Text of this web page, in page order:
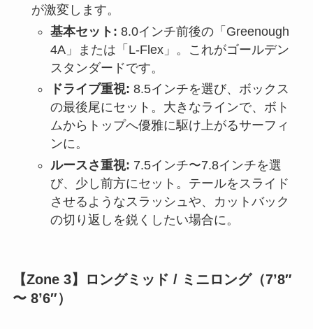
が激変します。
基本セット: 8.0インチ前後の「Greenough
4A」または「L-Flex」。これがゴールデン
スタンダードです。
ドライブ重視: 8.5インチを選び、ボックス
の最後尾にセット。大きなラインで、ボト
ムからトップへ優雅に駆け上がるサーフィ
ンに。
ルースさ重視: 7.5インチ〜7.8インチを選
び、少し前方にセット。テールをスライド
させるようなスラッシュや、カットバック
の切り返しを鋭くしたい場合に。
【Zone 3】ロングミッド / ミニロング（7’8″
〜 8’6″）